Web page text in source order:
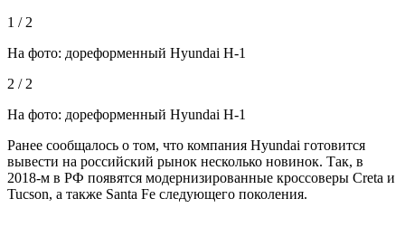
1 / 2
На фото: дореформенный Hyundai H-1
2 / 2
На фото: дореформенный Hyundai H-1
Ранее сообщалось о том, что компания Hyundai готовится
вывести на российский рынок несколько новинок. Так, в
2018-м в РФ появятся модернизированные кроссоверы Creta и
Tucson, а также Santa Fe следующего поколения.